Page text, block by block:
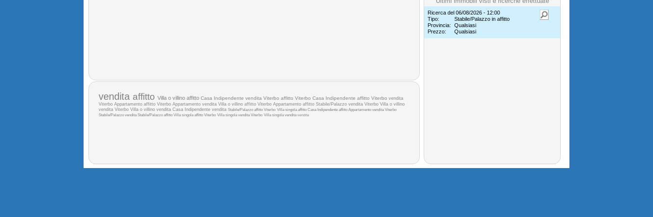
vendita affitto Villa o villino affitto Casa Indipendente vendita Viterbo affitto Viterbo Casa Indipendente affitto Viterbo vendita
Viterbo Appartamento affitto Viterbo Appartamento vendita Villa o villino affitto Viterbo Appartamento affitto Stabile/Palazzo vendita Viterbo Villa o villino
vendita Viterbo Villa o villino vendita Casa Indipendente vendita Stabile/Palazzo affitto Viterbo Villa singola affitto Casa Indipendente affitto Appartamento vendita Viterbo
Stabile/Palazzo venditaStabile/Palazzo affitto Villa singola affitto Viterbo Villa singola vendita Viterbo Villa singola venditavendita
Ricerca del 06/08/2026 - 12:00
Tipo:
Stabile/Palazzo in affitto
Provincia:
Qualsiasi
Prezzo:
Qualsiasi